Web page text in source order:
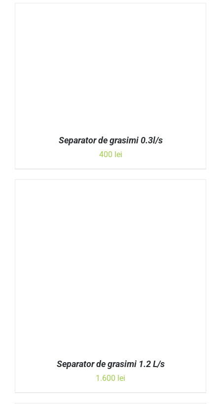
Separator de grasimi 0.3l/s
400 lei
Separator de grasimi 1.2 L/s
1.600 lei